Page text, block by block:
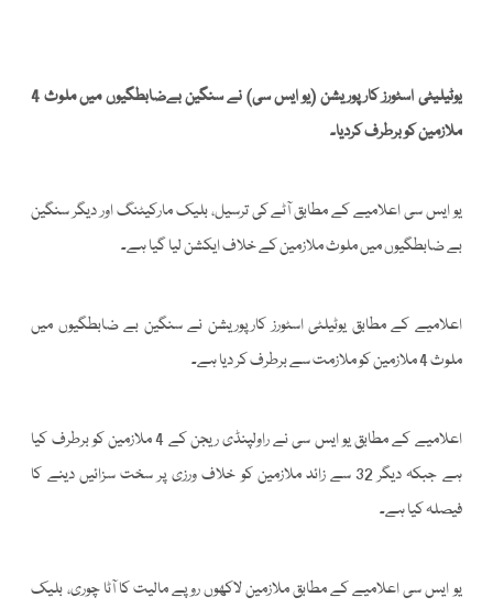
یوٹیلیٹی اسٹورز کارپوریشن (یو ایس سی) نے سنگین بےضابطگیوں میں ملوث 4
ملازمین کو برطرف کردیا۔
یو ایس سی اعلامیے کے مطابق آٹے کی ترسیل، بلیک مارکیٹنگ اور دیگر سنگین
بے ضابطگیوں میں ملوث ملازمین کے خلاف ایکشن لیا گیا ہے۔
اعلامیے کے مطابق یوٹیلٹی اسٹورز کارپوریشن نے سنگین بے ضابطگیوں میں
ملوث 4 ملازمین کو ملازمت سے برطرف کر دیا ہے۔
اعلامیے کے مطابق یو ایس سی نے راولپنڈی ریجن کے 4 ملازمین کو برطرف کیا
ہے جبکہ دیگر 32 سے زائد ملازمین کو خلاف ورزی پر سخت سزائیں دینے کا
فیصلہ کیا ہے۔
یو ایس سی اعلامیے کے مطابق ملازمین لاکھوں روپے مالیت کا آٹا چوری، بلیک